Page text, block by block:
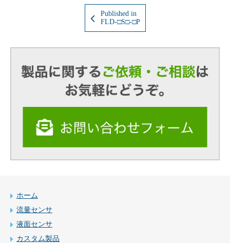
Published in
FLD-□S□-□P
ホーム
流量センサ
液面センサ
カスタム製品